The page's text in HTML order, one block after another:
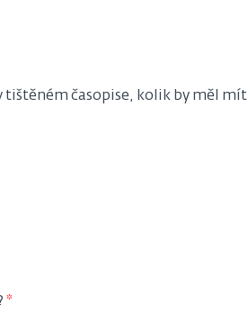
tištěném časopise, kolik by měl mít